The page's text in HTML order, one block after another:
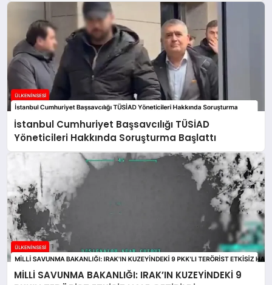
İstanbul Cumhuriyet Başsavcılığı TÜSİAD
Yöneticileri Hakkında Soruşturma Başlattı
MİLLİ SAVUNMA BAKANLIĞI: IRAK’IN KUZEYİNDEKİ 9